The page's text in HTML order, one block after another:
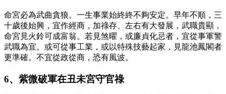
命宮必為武曲貪狼。一生事業始終終不夠安定。早年不順，三
十歲後始興，宜作經商，加祿存、左右有大發展，武職貴顯，
命宮見火鈴可成富翁。若見煞曜，或廉貞化忌者，宜從事軍警
武職為宜。或可從事工業，或以特殊技藝起家，見龍池鳳閣者
更準確。不宜從政從商，恐有風波。
6、紫微破軍在丑未宮守官祿